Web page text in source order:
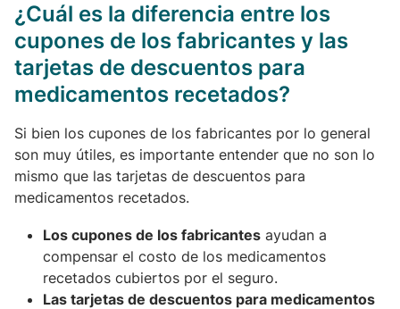
¿Cuál es la diferencia entre los
cupones de los fabricantes y las
tarjetas de descuentos para
medicamentos recetados?
Si bien los cupones de los fabricantes por lo general
son muy útiles, es importante entender que no son lo
mismo que las tarjetas de descuentos para
medicamentos recetados.
Los cupones de los fabricantes ayudan a
compensar el costo de los medicamentos
recetados cubiertos por el seguro.
Las tarjetas de descuentos para medicamentos